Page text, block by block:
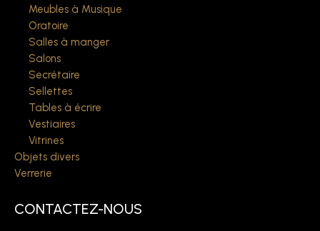
Meubles à Musique
Oratoire
Salles à manger
Salons
Secrétaire
Sellettes
Tables à écrire
Vestiaires
Vitrines
Objets divers
Verrerie
CONTACTEZ-NOUS